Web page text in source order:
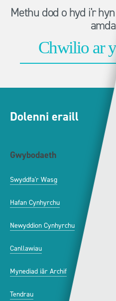
Methu dod o hyd i'r
Dolenni eraill
Gwybodaeth
Swyddfa'r Wasg
Hafan Cynhyrchu
Newyddion Cynhyrchu
Canllawiau
Mynediad iâr Archif
Tendrau